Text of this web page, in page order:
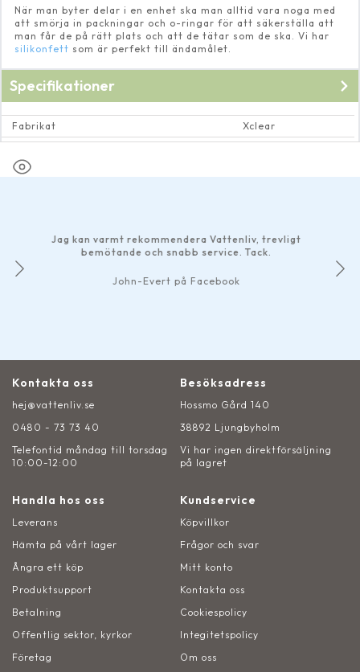
När man byter delar i en enhet ska man alltid vara noga med
att smörja in packningar och o-ringar för att säkerställa att
man får de på rätt plats och att de tätar som de ska. Vi har
silikonfett som är perfekt till ändamålet.
Specifikationer
Fabrikat
Xclear
Jag kan varmt rekommendera Vattenliv, trevligt
bemötande och snabb service. Tack.
John-Evert på Facebook
Kontakta oss
hej@vattenliv.se
0480 - 73 73 40
Telefontid måndag till torsdag
10:00-12:00
Besöksadress
Hossmo Gård 140
38892 Ljungbyholm
Vi har ingen direktförsäljning
på lagret
Handla hos oss
Leverans
Hämta på vårt lager
Ångra ett köp
Produktsupport
Betalning
Offentlig sektor, kyrkor
Företag
Kundservice
Köpvillkor
Frågor och svar
Mitt konto
Kontakta oss
Cookiespolicy
Integitetspolicy
Om oss